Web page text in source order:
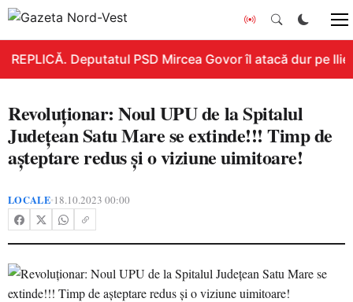
REPLICĂ. Deputatul PSD Mircea Govor îl atacă dur pe
Revoluționar: Noul UPU de la Spitalul
Județean Satu Mare se extinde!!! Timp de
așteptare redus și o viziune uimitoare!
LOCALE•18.10.2023 00:00